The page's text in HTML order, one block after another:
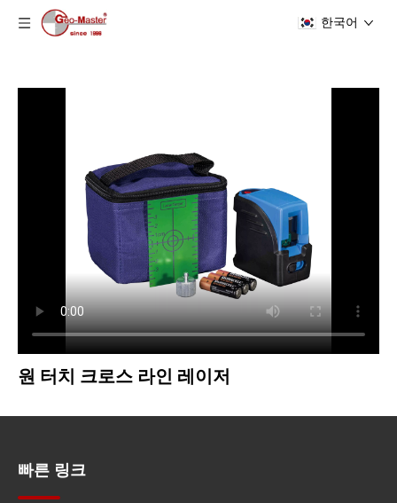
한국어
원 터치 크로스 라인 레이저
빠른 링크